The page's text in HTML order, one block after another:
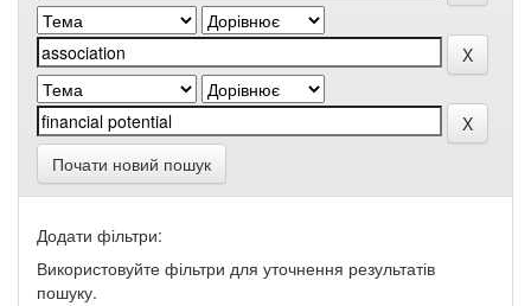
Почати новий пошук
Додати фільтри:
Використовуйте фільтри для уточнення результатів
пошуку.